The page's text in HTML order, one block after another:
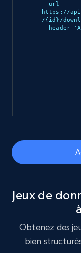
--url
https://
/{id}/
--header
Jeux de
Obtenez des
bien